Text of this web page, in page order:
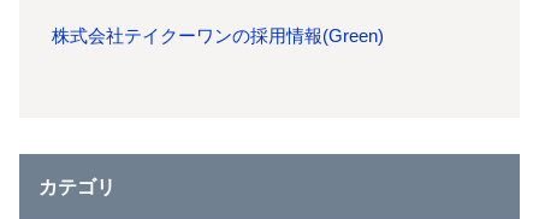
株式会社テイクーワンの採用情報(Green)
カテゴリ